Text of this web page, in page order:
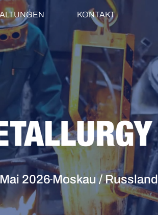
KONTAKT
2026-Moskau / Russland